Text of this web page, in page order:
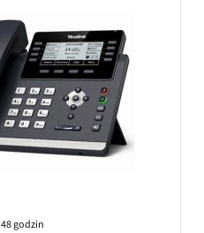
48 godzin